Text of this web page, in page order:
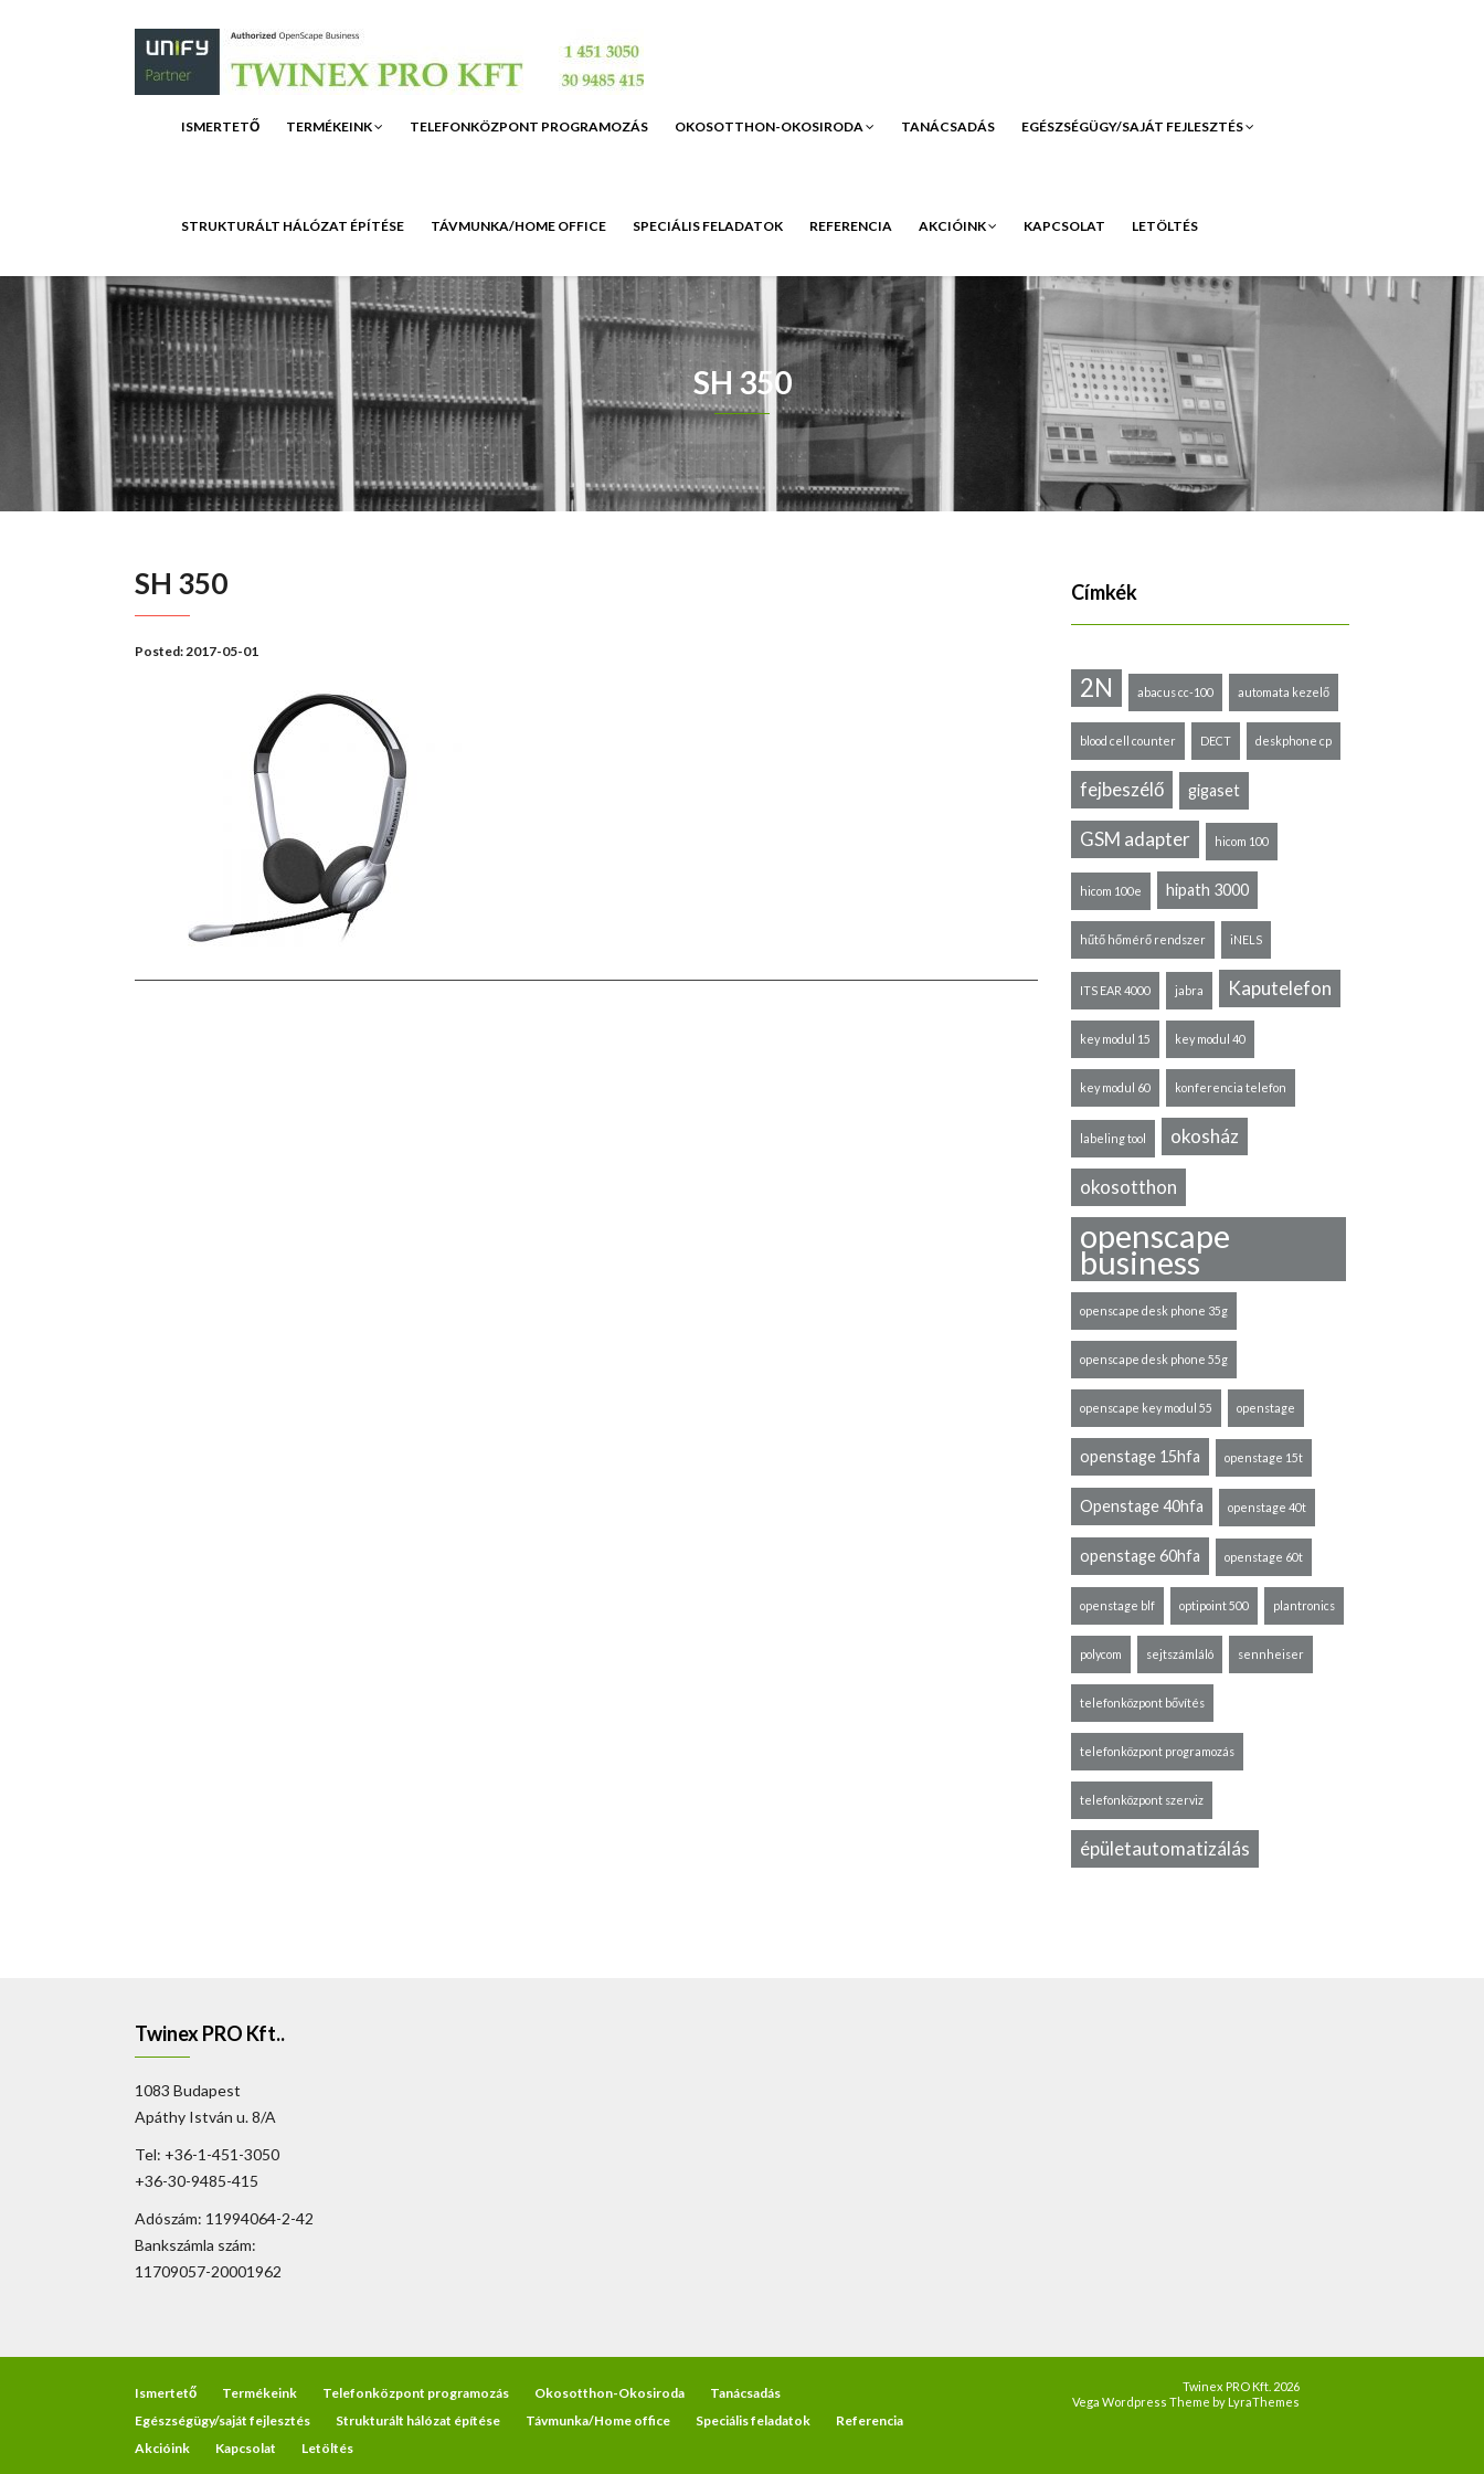
ISMERTETŐ TERMÉKEINK TELEFONKÖZPONT PROGRAMOZÁS OKOSOTTHON-OKOSIRODA TANÁCSADÁS EGÉSZSÉGÜGY/SAJÁT FEJLESZTÉS
STRUKTURÁLT HÁLÓZAT ÉPÍTÉSE TÁVMUNKA/HOME OFFICE SPECIÁLIS FELADATOK REFERENCIA AKCIÓINK KAPCSOLAT LETÖLTÉS
SH 350
SH 350
Posted:2017-05-01
Címkék
2N abacus cc-100 automata kezelő
blood cell counter DECT deskphone cp
fejbeszélő gigaset
GSM adapter hicom 100
hicom 100e hipath 3000
hűtő hőmérő rendszer iNELS
ITS EAR 4000 jabra Kaputelefon
key modul 15 key modul 40
key modul 60 konferencia telefon
labeling tool okosház
okosotthon
openscape
business
openscape desk phone 35g
openscape desk phone 55g
openscape key modul 55 openstage
openstage 15hfa openstage 15t
Openstage 40hfa openstage 40t
openstage 60hfa openstage 60t
openstage blf optipoint 500 plantronics
polycom sejtszámláló sennheiser
telefonközpont bővítés
telefonközpont programozás
telefonközpont szerviz
épületautomatizálás
Twinex PRO Kft..
1083 Budapest
Apáthy István u. 8/A
Tel: +36-1-451-3050
+36-30-9485-415
Adószám: 11994064-2-42
Bankszámla szám:
11709057-20001962
Ismertető Termékeink Telefonközpont programozás Okosotthon-Okosiroda
Tanácsadás
Egészségügy/saját fejlesztés
Strukturált hálózat építése Távmunka/Home office Speciális feladatok
Referencia
Akcióink
Kapcsolat Letöltés
Twinex PRO Kft. 2026
Vega Wordpress Theme byLyraThemes